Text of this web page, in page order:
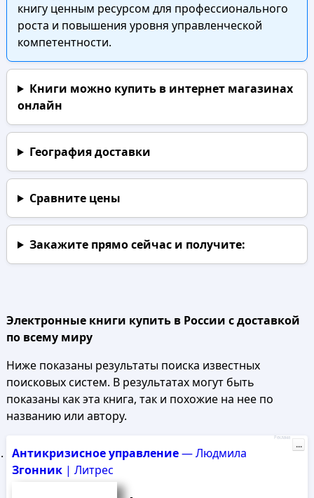
книгу ценным ресурсом для профессионального
роста и повышения уровня управленческой
компетентности.
Книги можно купить в интернет магазинах
онлайн
География доставки
Сравните цены
Закажите прямо сейчаси получите:
Электронные книги купить в России с доставкой
по всему миру
Ниже показаны результаты поиска известных
поисковых систем. В результатах могут быть
показаны как эта книга, так и похожие на нее по
названию или автору.
Антикризисноеуправление— Людмила
Згонник| Литрес
Реклама
...